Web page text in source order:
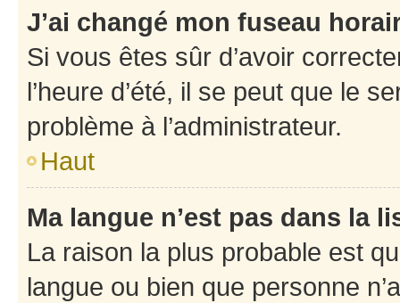
J’ai changé mon fuseau
Si vous êtes sûr d’avoir
l’heure d’été, il se peut que le
problème à l’administrateur.
Haut
Ma langue n’est pas dans la
La raison la plus probable est
langue ou bien que personne